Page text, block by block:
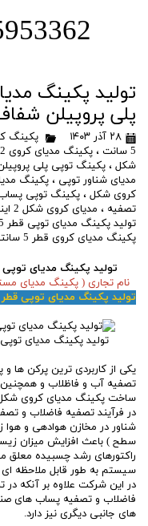
پلی پروپیلن
۲۸ آذر ۱۴۰۳ پکینگ
5 سانت
، پکینگ مدیای کروی 2 اینچ
شکل ، پکینگ توپی پلی
مدیای شناور توپی ، پکینگ
کروی شکل ، پکینگ توپی
تصفیه ، مدیای کروی شکل 2 اینچ
تولید پکینگ مدیای توپی قطر 5 سانتیمتر پلی پروپیلن شفاف
پکینگ مدیای کروی قطر 5 سانتیمتر پلی پروپیلن شفاف
تولید پکینگ مدیای توپی -
نام تجاری ( پکینگ مدیای
تولید پکینگ مدیای توپی قطر 5 سانتیمتر پلی پروپیلن شفاف
تولید پکینگ مدیای توپی قطر 5 سانتیمتر پلی
یکی از کاربردی ترین پرکن
تصفیه آب و فاظلاب و
ساخت پکینگ مدیای کروی شکل
در فرآیند تصفیه فاضلاب و
شناور در مخازن هوادهی و هوا
راکتورهای رشد چسبیده معلق
سیستم به طور قابل ملاحظه ای
در این شرکت علاوه بر آنکه
فاضلاب و تصفیه پساب های
های جانبی دیگری نیز دارد.